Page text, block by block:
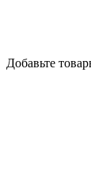
Добавьте